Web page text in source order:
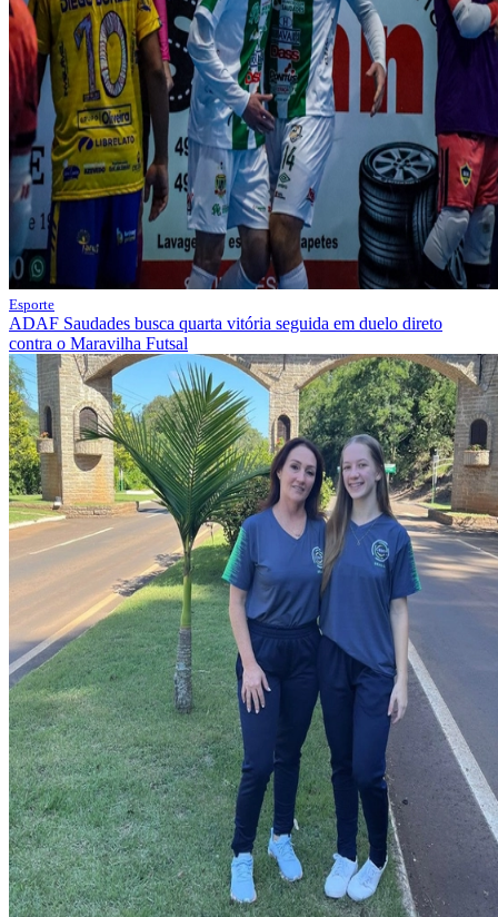
Esporte
ADAF Saudades busca quarta vitória seguida em duelo direto
contra o Maravilha Futsal